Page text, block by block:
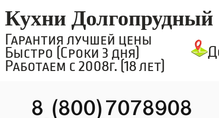
Кухни Долгопрудный
Гарантия лучшей цены
Быстро (Сроки 3 дня)
Работаем с 2008г. (18 лет)
8 (800)7078908